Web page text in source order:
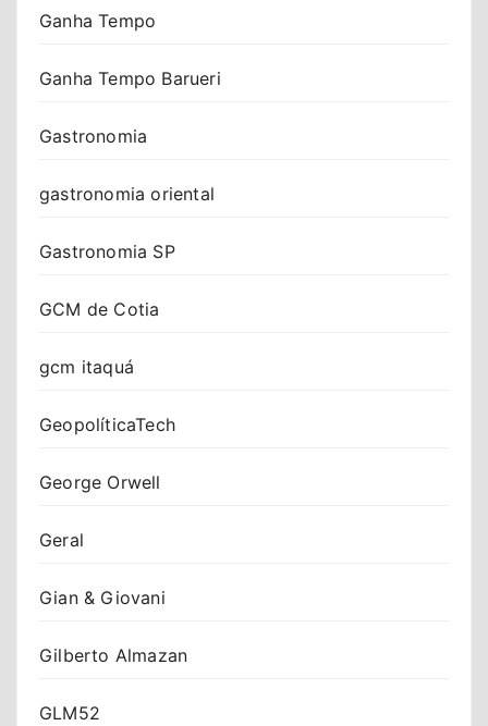
Ganha Tempo
Ganha Tempo Barueri
Gastronomia
gastronomia oriental
Gastronomia SP
GCM de Cotia
gcm itaquá
GeopolíticaTech
George Orwell
Geral
Gian & Giovani
Gilberto Almazan
GLM52